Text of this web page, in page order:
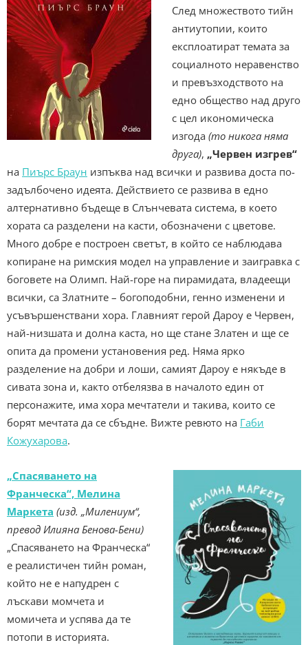
След множеството тийн
антиутопии, които
експлоатират темата за
социалното неравенство
и превъзходството на
едно общество над друго
с цел икономическа
изгода (то никога няма
друга), „Червен изгрев“
на Пиърс Браун изпъква над всички и развива доста по-
задълбочено идеята. Действието се развива в едно
алтернативно бъдеще в Слънчевата система, в което
хората са разделени на касти, обозначени с цветове.
Много добре е построен светът, в който се наблюдава
копиране на римския модел на управление и заигравка с
боговете на Олимп. Най-горе на пирамидата, владеещи
всички, са Златните – богоподобни, генно изменени и
усъвършенствани хора. Главният герой Дароу е Червен,
най-низшата и долна каста, но ще стане Златен и ще се
опита да промени установения ред. Няма ярко
разделение на добри и лоши, самият Дароу е някъде в
сивата зона и, както отбелязва в началото един от
персонажите, има хора мечтатели и такива, които се
борят мечтата да се сбъдне. Вижте ревюто на Габи
Кожухарова.
„Спасяването на
Франческа“, Мелина
Маркета (изд. „Милениум“,
превод Илияна Бенова-Бени)
„Спасяването на Франческа“
е реалистичен тийн роман,
който не е напудрен с
лъскави момчета и
момичета и успява да те
потопи в историята.